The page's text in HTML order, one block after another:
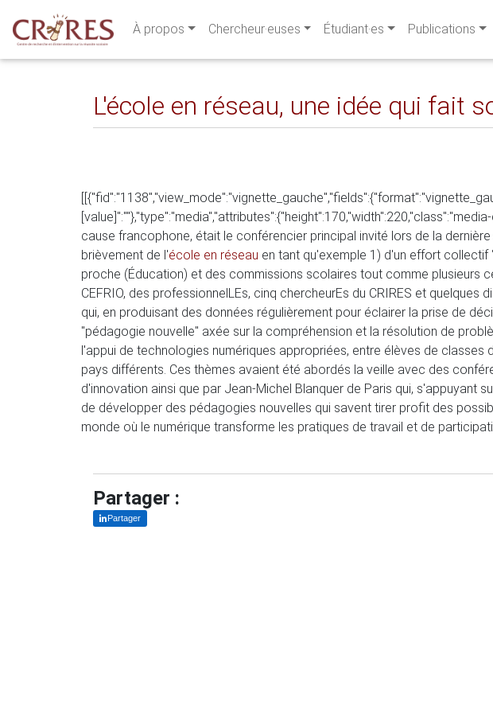
À propos Chercheur·euses Étudiant·es Publications
L'école en réseau, une idée qui fait
cause francophone, était le conférencier principal invité lors de la
brièvement de l'école en réseau en tant qu'exemple 1) d'un effort
proche (Éducation) et des commissions scolaires tout comme plusieurs
CEFRIO, des professionnelLEs, cinq chercheurEs du CRIRES et
qui, en produisant des données régulièrement pour éclairer la prise de
"pédagogie nouvelle" axée sur la compréhension et la résolution de
l'appui de technologies numériques appropriées, entre élèves de
pays différents. Ces thèmes avaient été abordés la veille avec des
d'innovation ainsi que par Jean-Michel Blanquer de Paris qui, s'appuyant
de développer des pédagogies nouvelles qui savent tirer profit des
monde où le numérique transforme les pratiques de travail et de
Partager :
Partager